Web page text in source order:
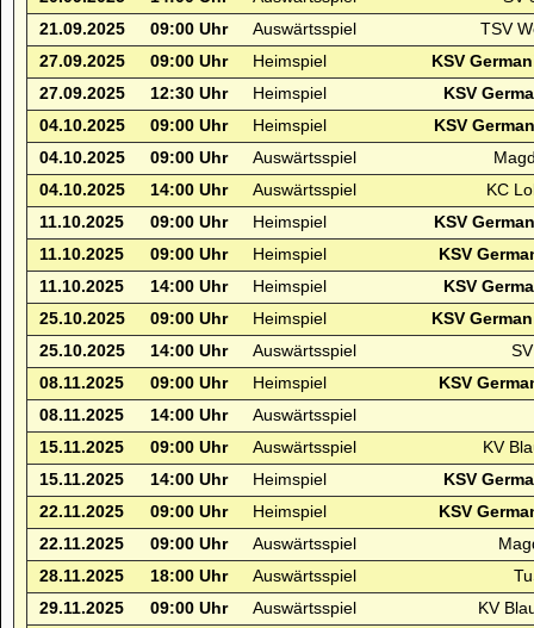
21.09.2025
09:00 Uhr Auswärtsspiel
TSV
27.09.2025
09:00 Uhr Heimspiel
KSV
27.09.2025
12:30 Uhr Heimspiel
KSV
04.10.2025
09:00 Uhr Heimspiel
KSV
04.10.2025
09:00 Uhr Auswärtsspiel
04.10.2025
14:00 Uhr Auswärtsspiel
KC
11.10.2025
09:00 Uhr Heimspiel
KSV
11.10.2025
09:00 Uhr Heimspiel
KSV
11.10.2025
14:00 Uhr Heimspiel
KSV
25.10.2025
09:00 Uhr Heimspiel
KSV
25.10.2025
14:00 Uhr Auswärtsspiel
08.11.2025
09:00 Uhr Heimspiel
KSV
08.11.2025
14:00 Uhr
Auswärtsspiel
15.11.2025
09:00 Uhr Auswärtsspiel
KV
15.11.2025
14:00 Uhr Heimspiel
KSV
22.11.2025
09:00 Uhr Heimspiel
KSV
22.11.2025
09:00 Uhr Auswärtsspiel
28.11.2025
18:00 Uhr Auswärtsspiel
29.11.2025
09:00 Uhr Auswärtsspiel
KV